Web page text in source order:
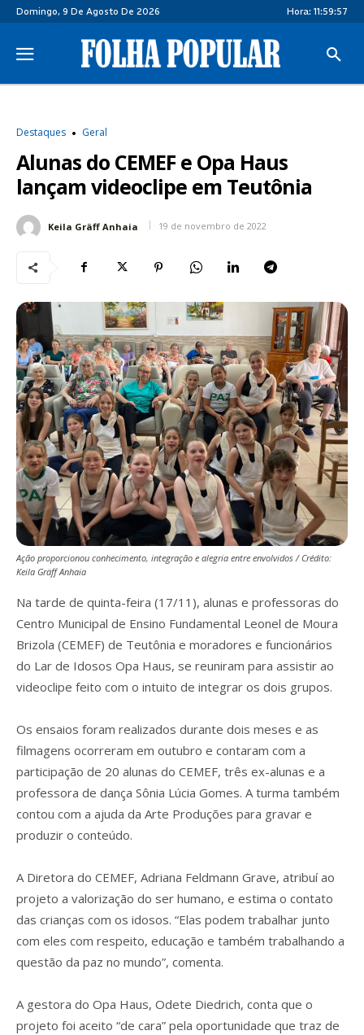
Domingo, 9 De Agosto De 2026 Hora: 11:59:58
Destaques Geral
Alunas do CEMEF e Opa Haus
lançam videoclipe em Teutônia
Keila Gräff Anhaia 19 de novembro de 2022
Ação proporcionou conhecimento, integração e alegria entre envolvidos / Crédito:
Keila Gräff Anhaia
Na tarde de quinta-feira (17/11), alunas e professoras do
Centro Municipal de Ensino Fundamental Leonel de Moura
Brizola (CEMEF) de Teutônia e moradores e funcionários
do Lar de Idosos Opa Haus, se reuniram para assistir ao
videoclipe feito com o intuito de integrar os dois grupos.
Os ensaios foram realizados durante dois meses e as
filmagens ocorreram em outubro e contaram com a
participação de 20 alunas do CEMEF, três ex-alunas e a
professora de dança Sônia Lúcia Gomes. A turma também
contou com a ajuda da Arte Produções para gravar e
produzir o conteúdo.
A Diretora do CEMEF, Adriana Feldmann Grave, atribuí ao
projeto a valorização do ser humano, e estima o contato
das crianças com os idosos. “Elas podem trabalhar junto
com eles com respeito, educação e também trabalhando a
questão da paz no mundo”, comenta.
A gestora do Opa Haus, Odete Diedrich, conta que o
projeto foi aceito “de cara” pela oportunidade que traz de